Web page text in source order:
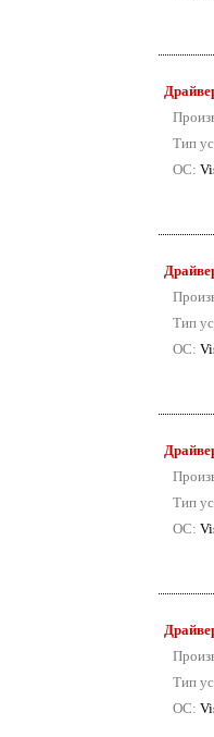
Тип
ОС:
Тип
ОС:
Тип
ОС:
Тип
ОС: